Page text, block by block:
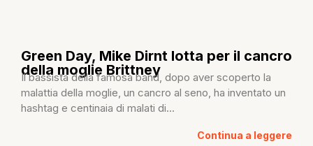
Green Day, Mike Dirnt lotta per il cancro
della moglie Brittney
Il bassista della famosa band, dopo aver scoperto la
malattia della moglie, un cancro al seno, ha inventato un
hashtag e centinaia di malati di...
Continua a leggere